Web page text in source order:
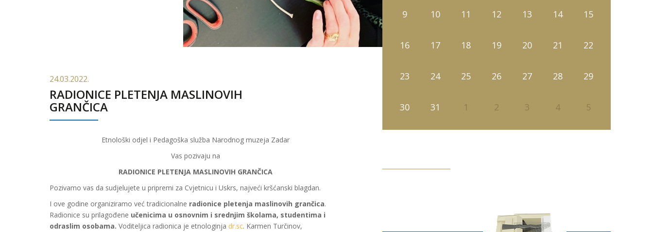
24.03.2022.
RADIONICE PLETENJA MASLINOVIH
GRANČICA
Etnološki odjel i Pedagoška služba Narodnog muzeja Zadar
Vas pozivaju na
RADIONICE PLETENJA MASLINOVIH GRANČICA
Pozivamo vas da sudjelujete u pripremi za Cvjetnicu i Uskrs, najveći kršćanski blagdan.
I ove godine organiziramo već tradicionalne radionice pletenja maslinovih grančica.
Radionice su prilagođene učenicima u osnovnim i srednjim školama, studentima i
odraslim osobama. Voditeljica radionica je etnologinja dr.sc. Karmen Turčinov,
9 10 11 12 13 14 15
16 17 18 19 20 21 22
23 24 25 26 27 28 29
30 31 1 2 3 4 5